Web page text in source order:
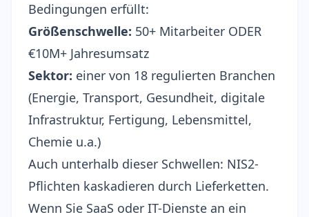
Bedingungen erfüllt:
Größenschwelle: 50+ Mitarbeiter ODER
€10M+ Jahresumsatz
Sektor: einer von 18 regulierten Branchen
(Energie, Transport, Gesundheit, digitale
Infrastruktur, Fertigung, Lebensmittel,
Chemie u.a.)
Auch unterhalb dieser Schwellen: NIS2-
Pflichten kaskadieren durch Lieferketten.
Wenn Sie SaaS oder IT-Dienste an ein